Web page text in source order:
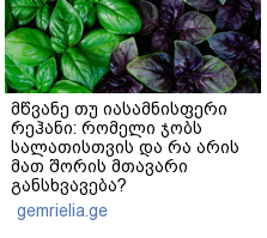
მწვანე თუ იასამნისფერი
რეჰანი: რომელი ჯობს
სალათისთვის და რა არის
მათ შორის მთავარი
განსხვავება?
gemrielia.ge